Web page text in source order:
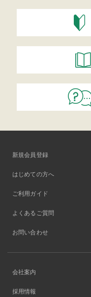
新規会員登録
はじめての方へ
ご利用ガイド
よくあるご質問
お問い合わせ
会社案内
採用情報